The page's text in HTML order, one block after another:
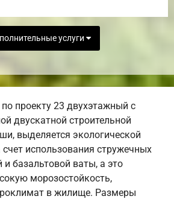
услуги
проекту 23 двухэтажный с
двускатной строительной
выделяется экологической
использования стружечных
и базальтовой ваты, а это
морозостойкость,
в жилище. Размеры